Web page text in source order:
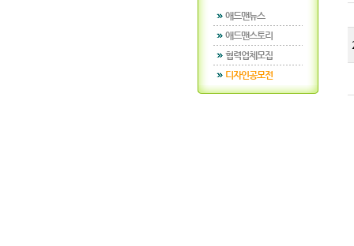
애드맨뉴스
애드맨스토리
협력업체모집
디자인공모전